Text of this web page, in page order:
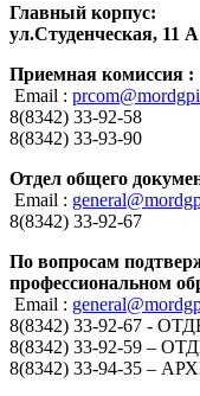
Главный корпус:
ул.Студенческая, 11 А
Приемная комиссия :
Email :
8(8342) 33-92-58
8(8342) 33-93-90
Отдел общего
Email :
8(8342) 33-92-67
По вопросам
профессиональном
Email :
8(8342) 33-92-67 -
8(8342) 33-92-59 –
8(8342) 33-94-35 –